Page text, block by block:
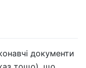
документи